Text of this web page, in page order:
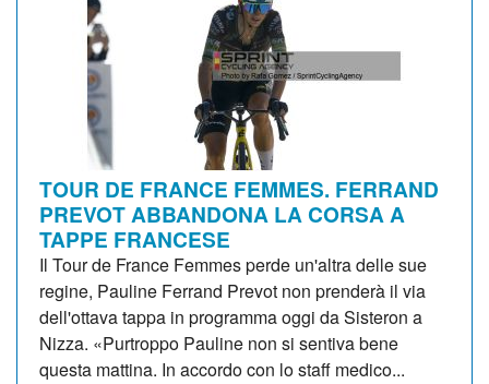
TOUR DE FRANCE FEMMES. FERRAND
PREVOT ABBANDONA LA CORSA A
TAPPE FRANCESE
Il Tour de France Femmes perde un'altra delle sue
regine, Pauline Ferrand Prevot non prenderà il via
dell'ottava tappa in programma oggi da Sisteron a
Nizza. «Purtroppo Pauline non si sentiva bene
questa mattina. In accordo con lo staff medico...